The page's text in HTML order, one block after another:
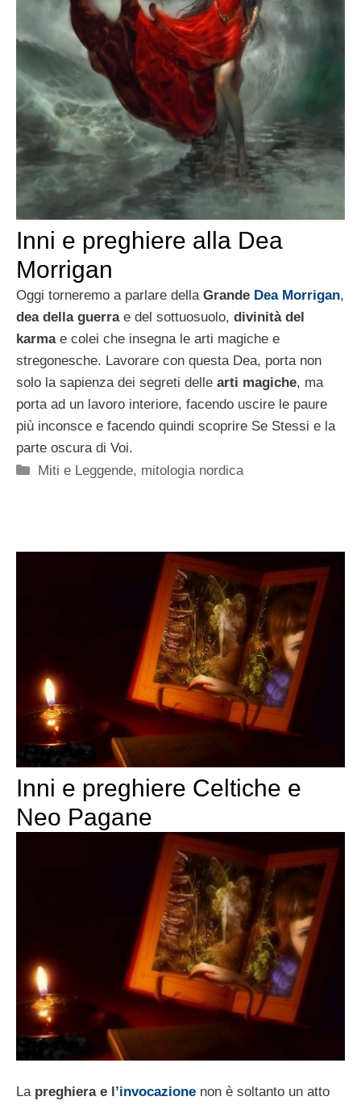
Inni e preghiere alla Dea
Morrigan
Oggi torneremo a parlare dellaGrande Dea Morrigan,
dea della guerrae del sottuosuolo, divinità del
karmae colei che insegna le arti magiche e
stregonesche. Lavorare con questa Dea, porta non
solo la sapienza dei segreti delle arti magiche, ma
porta ad un lavoro interiore, facendo uscire le paure
più inconsce e facendo quindi scoprire Se Stessi e la
parte oscura di Voi.
Categorie
Miti e Leggende, mitologia nordica
Inni e preghiere Celtiche e
Neo Pagane
La preghiera e l’invocazione non è soltanto un atto